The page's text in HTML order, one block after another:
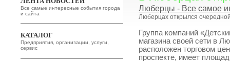
Все самые интересные события города
и сайта
КАТАЛОГ
Предприятия, организации, услуги,
сервис
Люберцы - Все самое
Люберцах открылся
Группа компаний
магазина своей сети в
расположен торговом
проспекте, имеет